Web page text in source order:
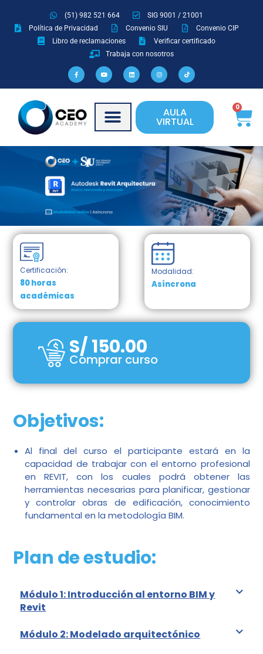
contenido
(51) 982 521 664
SIG 9001 / 21001
Política de Privacidad
Convenio SIU
Convenio CIP
Libro de reclamaciones
Verificar certificado
Trabaja con nosotros
F
a
c
k
-
f
Y
o
e
L
i
i
I
n
m
T
i
AULA
VIRTUAL
0
Certificación:
80 horas
académicas
Modalidad:
Asíncrona
S/150.00
Comprar curso
Objetivos:
Al final del curso el participante estará en la
capacidad de trabajar con el entorno profesional
en REVIT, con los cuales podrá obtener las
herramientas necesarias para planificar, gestionar
y controlar obras de edificación, conocimiento
fundamental en la metodología BIM.
Plan de estudio:
Módulo 1: Introducción al entorno BIM y
Revit
Módulo 2: Modelado arquitectónico